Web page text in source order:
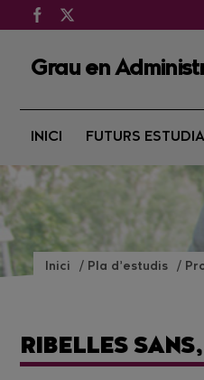
Grau en
INICI FUTURS
Inici Pla d’estudis
RIBELLES